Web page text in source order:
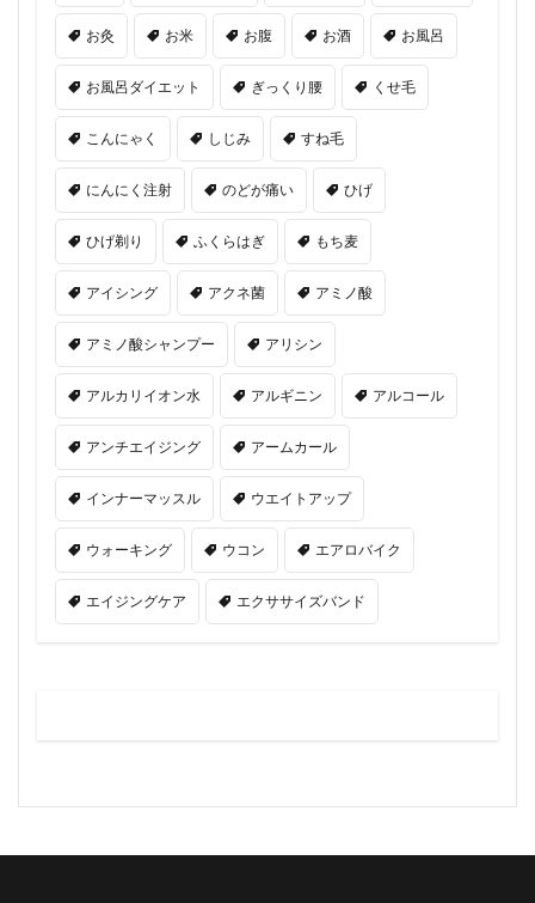
お灸 お米 お腹 お酒 お風呂
お風呂ダイエット ぎっくり腰 くせ毛
こんにゃく しじみ すね毛
にんにく注射 のどが痛い ひげ
ひげ剃り ふくらはぎ もち麦
アイシング アクネ菌 アミノ酸
アミノ酸シャンプー アリシン
アルカリイオン水 アルギニン アルコール
アンチエイジング アームカール
インナーマッスル ウエイトアップ
ウォーキング ウコン エアロバイク
エイジングケア エクササイズバンド